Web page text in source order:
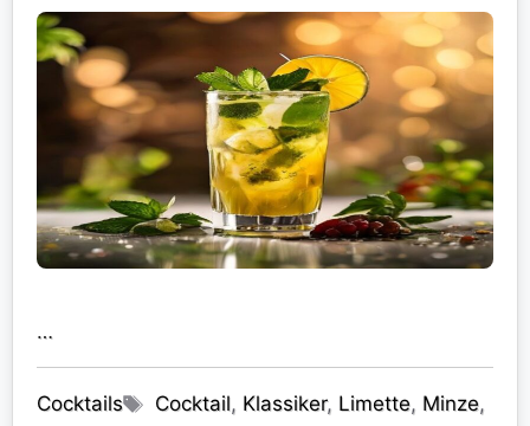
…
Kategorien
Cocktails Schlagwörter
Cocktail, Klassiker, Limette, Minze,